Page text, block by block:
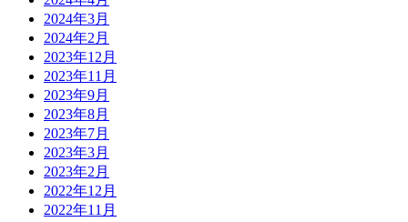
2024年3月
2024年2月
2023年12月
2023年11月
2023年9月
2023年8月
2023年7月
2023年3月
2023年2月
2022年12月
2022年11月